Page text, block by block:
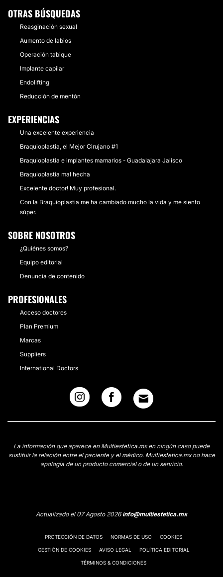
OTRAS BÚSQUEDAS
Reasginación sexual
Aumento de labios
Operación tabique
Implante capilar
Endolifting
Reducción de mentón
EXPERIENCIAS
Una excelente experiencia
Braquioplastia, el Mejor Cirujano #1
Braquioplastia e implantes mamarios - Guadalajara Jalisco
Braquioplastia mal hecha
Excelente doctor! Muy profesional.
Con la Braquioplastia me ha cambiado mucho la vida y me siento
súper.
SOBRE NOSOTROS
¿Quiénes somos?
Equipo editorial
Denuncia de contenido
PROFESIONALES
Acceso doctores
Plan Premium
Marcas
Suppliers
International Doctors
La información que aparece en Multiestetica.mx en ningún caso puede
sustituir la relación entre el paciente y el médico. Multiestetica.mx no hace
apología de un producto comercial o de un servicio.
Actualizado el 07 Agosto 2026info@multiestetica.mx
PROTECCIÓN DE DATOS NORMAS DE USO COOKIES
GESTIÓN DE COOKIES AVISO LEGAL POLÍTICA EDITORIAL
TÉRMINOS & CONDICIONES